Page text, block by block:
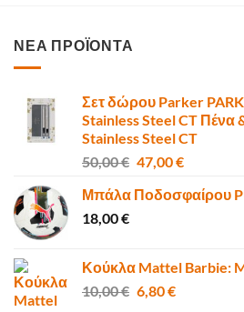
ΝΕΑ ΠΡΟΪΟΝΤΑ
Σετ δώρου Parker
Stainless Steel CT Πένα
Stainless Steel CT
50,00€ Original
was:
47,00€Η
τιμή
Μπάλα Ποδοσφαίρου
18,00€
Κούκλα Mattel Barbie:
10,00€ Original
6,80€Η